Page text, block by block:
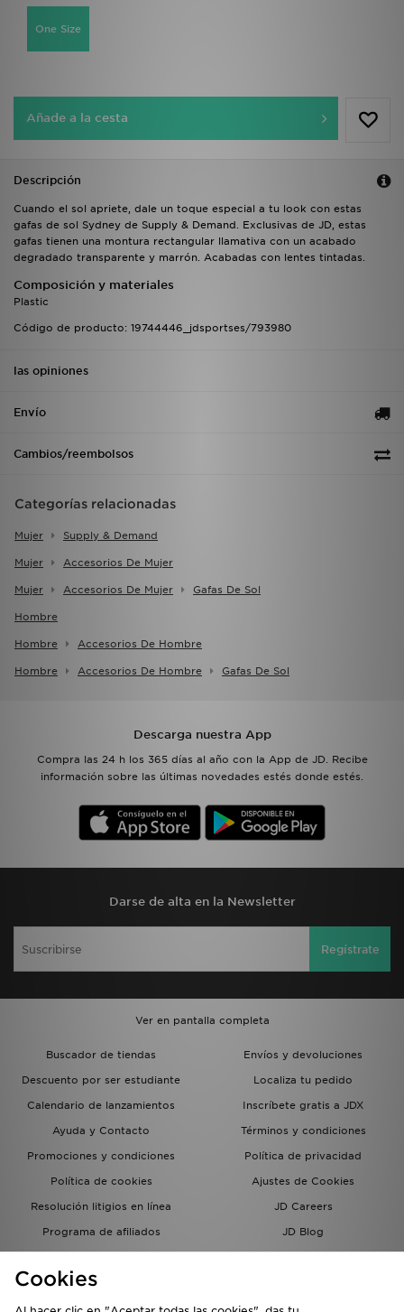
One Size
Añade a la cesta
Descripción
Cuando el sol apriete, dale un toque especial a tu look con estas
gafas de sol Sydney de Supply & Demand. Exclusivas de JD, estas
gafas tienen una montura rectangular llamativa con un acabado
degradado transparente y marrón. Acabadas con lentes tintadas.
Composición y materiales
Plastic
Código de producto: 19744446_jdsportses/793980
las opiniones
Envío
Cambios/reembolsos
Categorías relacionadas
Mujer Supply & Demand
Mujer Accesorios De Mujer
Mujer Accesorios De Mujer Gafas De Sol
Hombre
Hombre Accesorios De Hombre
Hombre Accesorios De Hombre Gafas De Sol
Descarga nuestra App
Compra las 24 h los 365 días al año con la App de JD. Recibe
información sobre las últimas novedades estés donde estés.
Darse de alta en la Newsletter
Regístrate
Ver en pantalla completa
Buscador de tiendas
Envíos y devoluciones
Descuento por ser estudiante
Localiza tu pedido
Calendario de lanzamientos
Inscríbete gratis a JDX
Ayuda y Contacto
Términos y condiciones
Promociones y condiciones
Política de privacidad
Política de cookies
Ajustes de Cookies
Resolución litigios en línea
JD Careers
Programa de afiliados
JD Blog
del grupo JD - Whistleblowing
Cookies